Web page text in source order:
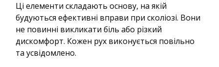
Ці елементи складають основу, на якій
будуються ефективні вправи при сколіозі. Вони
не повинні викликати біль або різкий
дискомфорт. Кожен рух виконується повільно
та усвідомлено.